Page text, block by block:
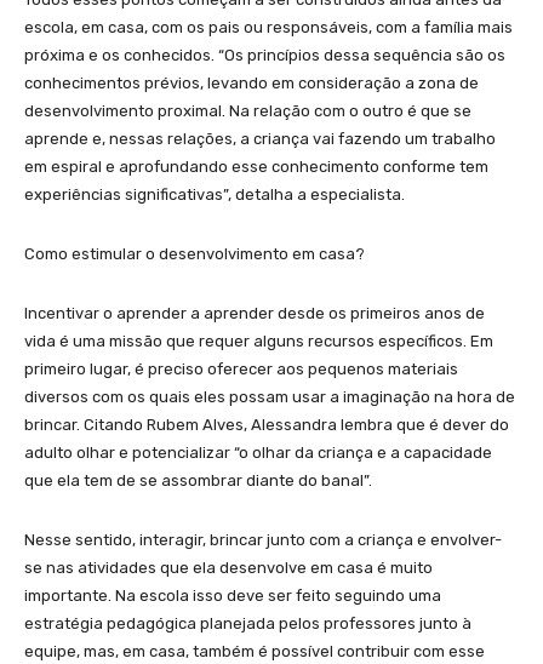
escola, em casa, com os pais ou responsáveis, com a família mais
próxima e os conhecidos. “Os princípios dessa sequência são os
conhecimentos prévios, levando em consideração a zona de
desenvolvimento proximal. Na relação com o outro é que se
aprende e, nessas relações, a criança vai fazendo um trabalho
em espiral e aprofundando esse conhecimento conforme tem
experiências significativas”, detalha a especialista.
Como estimular o desenvolvimento em casa?
Incentivar o aprender a aprender desde os primeiros anos de
vida é uma missão que requer alguns recursos específicos. Em
primeiro lugar, é preciso oferecer aos pequenos materiais
diversos com os quais eles possam usar a imaginação na hora de
brincar. Citando Rubem Alves, Alessandra lembra que é dever do
adulto olhar e potencializar “o olhar da criança e a capacidade
que ela tem de se assombrar diante do banal”.
Nesse sentido, interagir, brincar junto com a criança e envolver-
se nas atividades que ela desenvolve em casa é muito
importante. Na escola isso deve ser feito seguindo uma
estratégia pedagógica planejada pelos professores junto à
equipe, mas, em casa, também é possível contribuir com esse